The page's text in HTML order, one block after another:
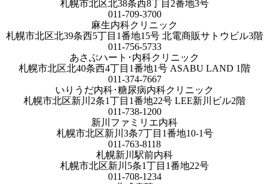
札幌市北区北38条西8丁目2番地3号
011-709-3700
麻生内科クリニック
札幌市北区北39条西5丁目1番地15号 北電商販サトウビル3階
011-756-5733
あさぶハート･内科クリニック
札幌市北区北40条西4丁目1番地1号 ASABU LAND 1階
011-374-7667
いりうだ内科･糖尿病内科クリニック
札幌市北区新川2条1丁目1番地22号 LEE新川ビル2階
011-738-1200
新川ファミリエ内科
札幌市北区新川3条7丁目1番地10-1号
011-763-8118
札幌新川駅前内科
札幌市北区新川5条1丁目1番地22号
011-708-1234